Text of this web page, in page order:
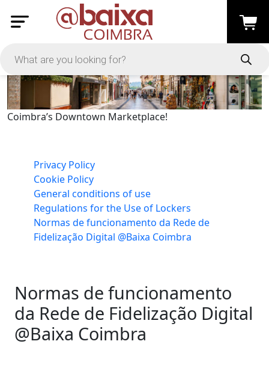
Coimbra’s Downtown Marketplace!
Privacy Policy
Cookie Policy
General conditions of use
Regulations for the Use of Lockers
Normas de funcionamento da Rede de
Fidelização Digital @Baixa Coimbra
Normas de funcionamento
da Rede de Fidelização Digital
@Baixa Coimbra